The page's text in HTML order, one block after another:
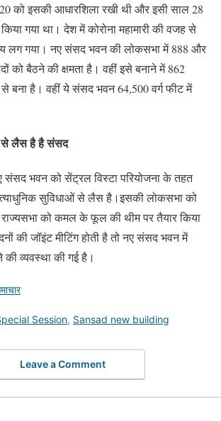
को इसकी आधारशिला रखी थी और इसी साल 28
गया था। देश में कोरोना महामारी की वजह से
लग गया। नए संसद भवन की लोकसभा में 888 और
को बैठने की क्षमता है। वहीं इसे बनाने में 862
बना है। वहीं ये संसद भवन 64,500 वर्ग फीट में
से लैस है है संसद
भवन को सेंट्रल विस्टा परियोजना के तहत
सुविधाओं से लैस है।इसकी लोकसभा को
राज्यसभा को कमल के फूल की थीम पर तैयार किया
की जॉइंट मीटिंग होती है तो नए संसद भवन में
व्यवस्था की गई है।
Session, Sansad new building
Leave a Comment